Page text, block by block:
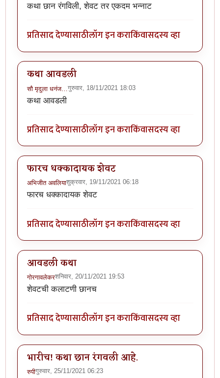
कथा छान रंगविली, शेवट तर एकदम भन्नाट
प्रतिसाद देण्यासाठीलॉग इन कराकिंवासदस्य व्हा
कथा आवडली
सौ मृदुला धनंज… गुरुवार, 18/11/2021 18:03
कथा आवडली
प्रतिसाद देण्यासाठीलॉग इन कराकिंवासदस्य व्हा
फारच धक्कादायक शेवट
अभिजीत अवलियाशुक्रवार, 19/11/2021 06:18
फारच धक्कादायक शेवट
प्रतिसाद देण्यासाठीलॉग इन कराकिंवासदस्य व्हा
आवडली कथा
गोरगावलेकरशनिवार, 20/11/2021 19:53
शेवटची कलाटणी छानच
प्रतिसाद देण्यासाठीलॉग इन कराकिंवासदस्य व्हा
भारीच! कथा छान रंगवली आहे.
रुपीगुरुवार, 25/11/2021 06:23